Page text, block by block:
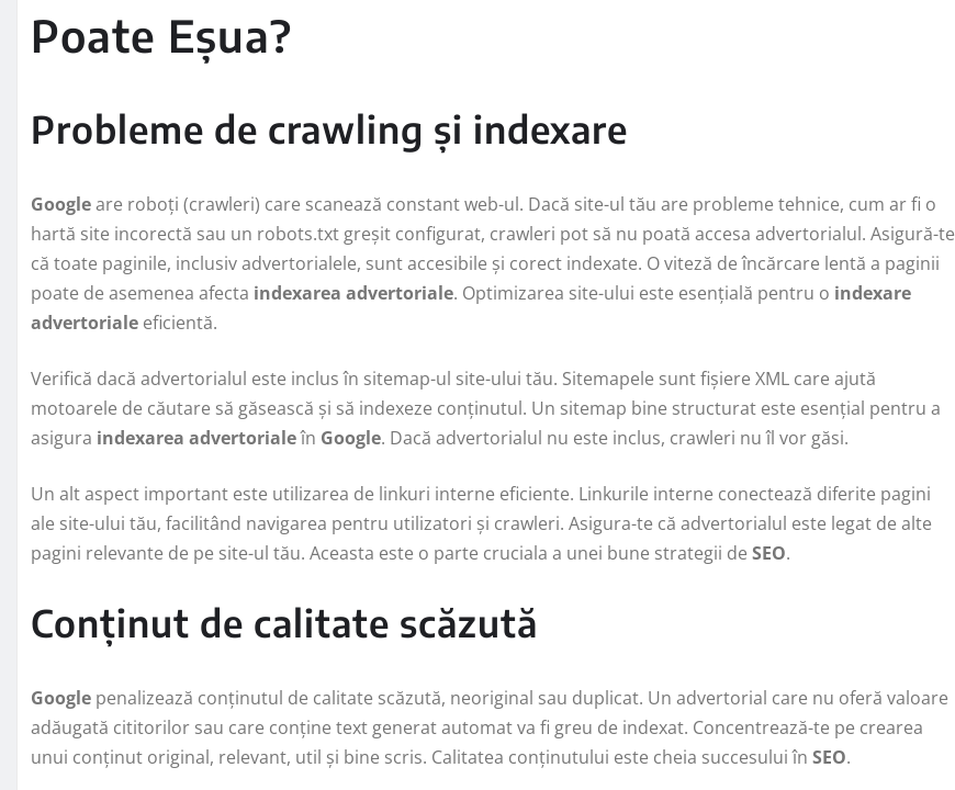
Poate Eșua?
Probleme de crawling și indexare
Googleare roboți (crawleri) care scanează constant web-ul. Dacă site-ul tău are probleme tehnice, cum ar fi o
hartă site incorectă sau un robots.txt greșit configurat, crawleri pot să nu poată accesa advertorialul. Asigură-te
că toate paginile, inclusiv advertorialele, sunt accesibile și corect indexate. O viteză de încărcare lentă a paginii
poate de asemenea afecta indexarea advertoriale. Optimizarea site-ului este esențială pentru o indexare
advertoriale eficientă.
Verifică dacă advertorialul este inclus în sitemap-ul site-ului tău. Sitemapele sunt fișiere XML care ajută
motoarele de căutare să găsească și să indexeze conținutul. Un sitemap bine structurat este esențial pentru a
asigura indexarea advertorialeîn Google. Dacă advertorialul nu este inclus, crawleri nu îl vor găsi.
Un alt aspect important este utilizarea de linkuri interne eficiente. Linkurile interne conectează diferite pagini
ale site-ului tău, facilitând navigarea pentru utilizatori și crawleri. Asigura-te că advertorialul este legat de alte
pagini relevante de pe site-ul tău. Aceasta este o parte cruciala a unei bune strategii de SEO.
Conținut de calitate scăzută
Google penalizează conținutul de calitate scăzută, neoriginal sau duplicat. Un advertorial care nu oferă valoare
adăugată cititorilor sau care conține text generat automat va fi greu de indexat. Concentrează-te pe crearea
unui conținut original, relevant, util și bine scris. Calitatea conținutului este cheia succesului în SEO.